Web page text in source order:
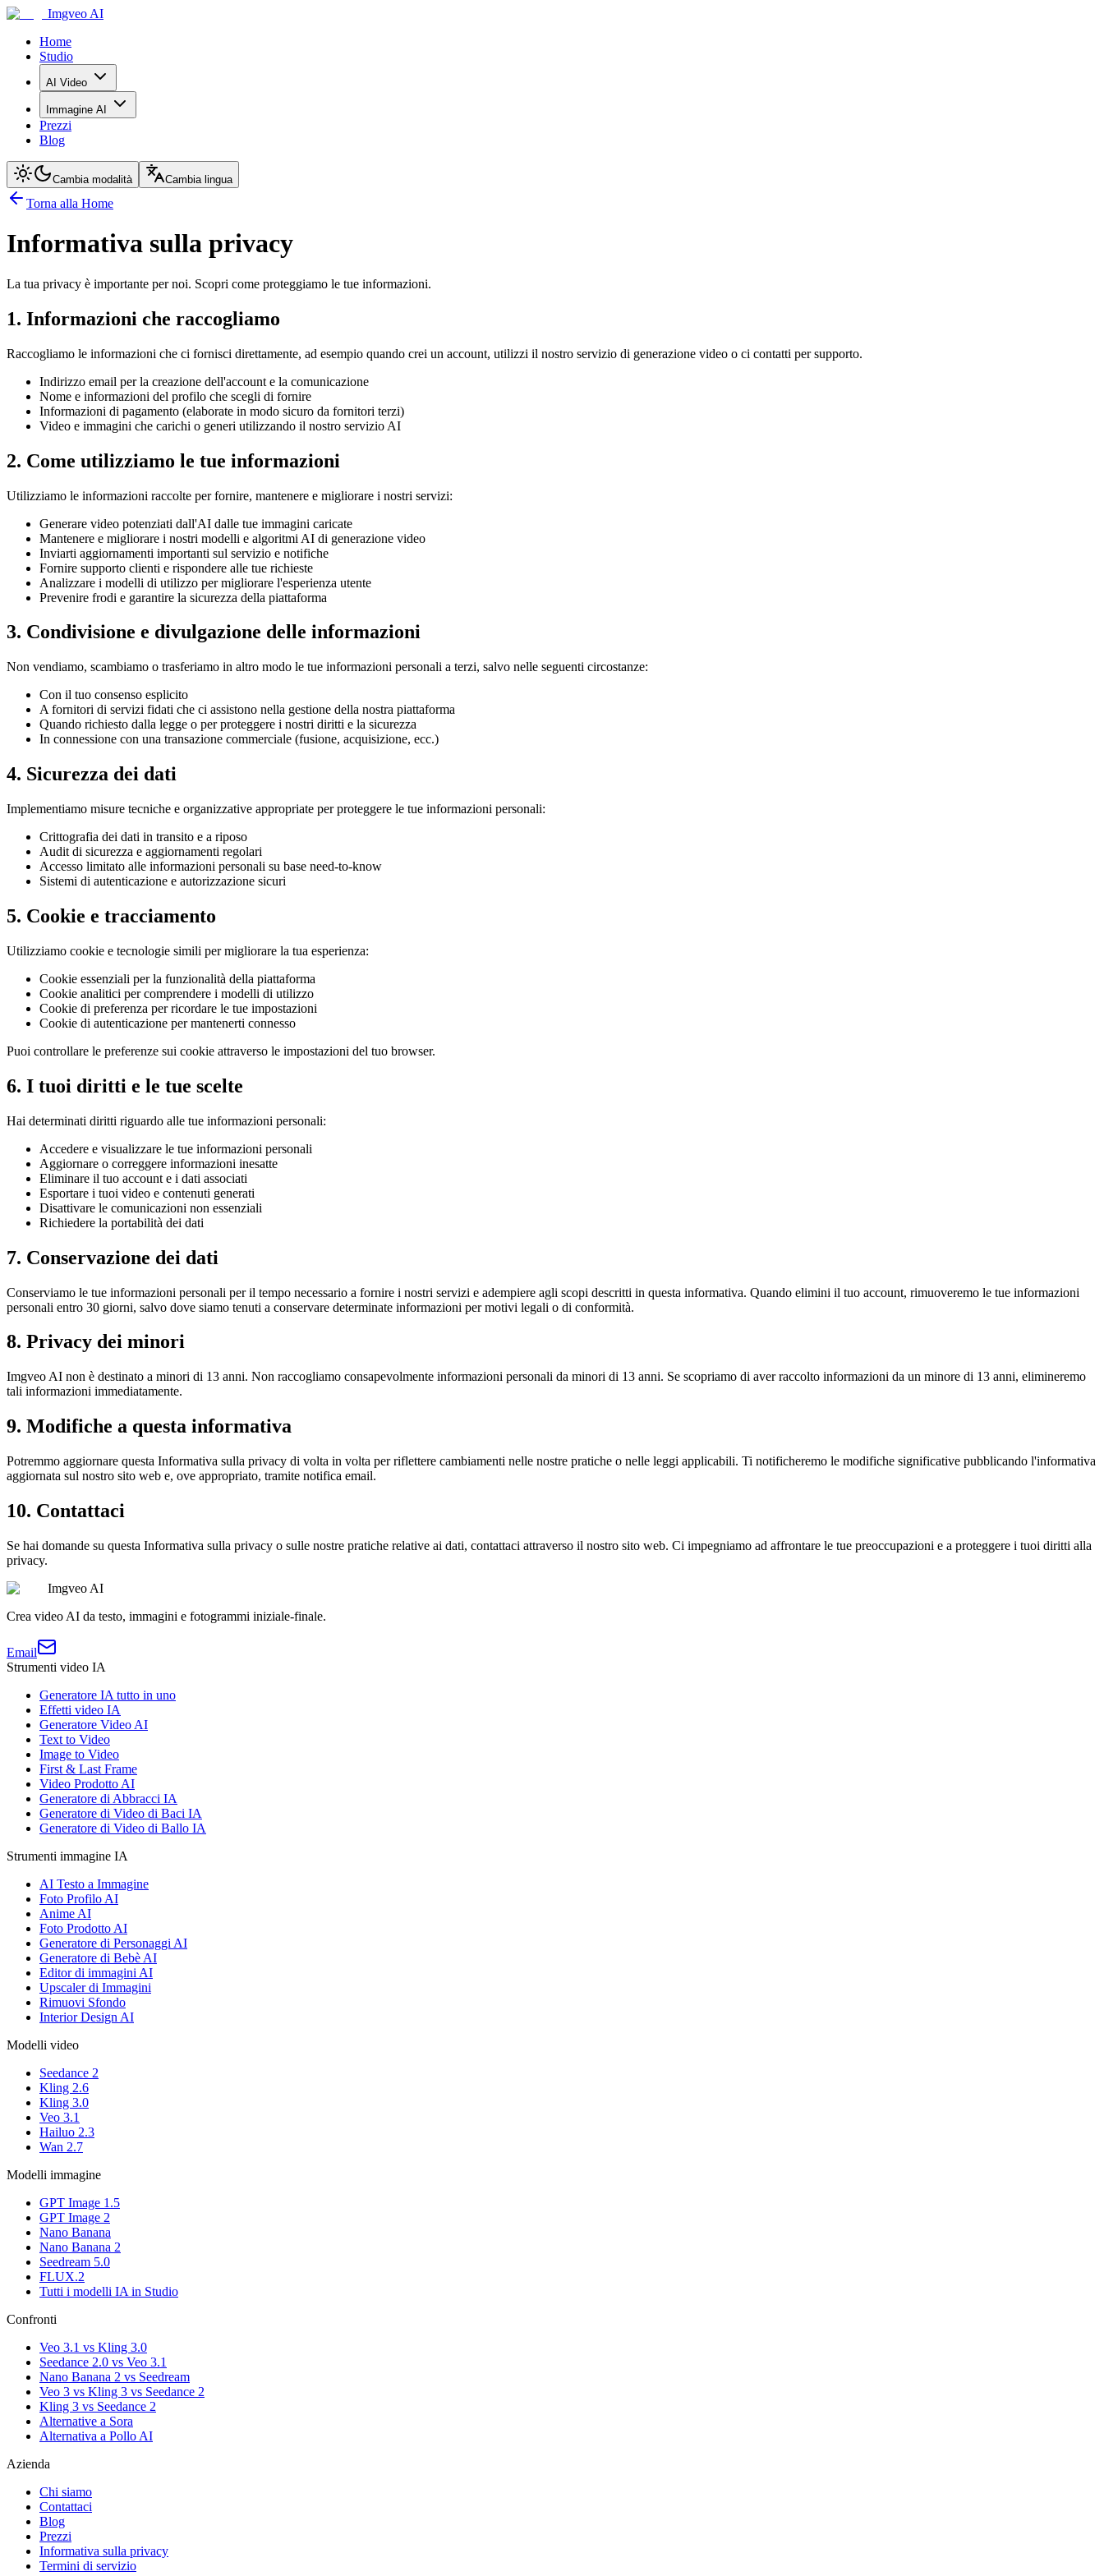
Imgveo AI
Home
Studio
AI Video
Immagine AI
Prezzi
Blog
Cambia modalità Cambia lingua
Torna alla Home
Informativa sulla privacy
La tua privacy è importante per noi. Scopri come proteggiamo le tue informazioni.
1. Informazioni che raccogliamo
Raccogliamo le informazioni che ci fornisci direttamente, ad esempio quando crei un account, utilizzi il nostro servizio di generazione video o ci contatti per supporto.
Indirizzo email per la creazione dell'account e la comunicazione
Nome e informazioni del profilo che scegli di fornire
Informazioni di pagamento (elaborate in modo sicuro da fornitori terzi)
Video e immagini che carichi o generi utilizzando il nostro servizio AI
2. Come utilizziamo le tue informazioni
Utilizziamo le informazioni raccolte per fornire, mantenere e migliorare i nostri servizi:
Generare video potenziati dall'AI dalle tue immagini caricate
Mantenere e migliorare i nostri modelli e algoritmi AI di generazione video
Inviarti aggiornamenti importanti sul servizio e notifiche
Fornire supporto clienti e rispondere alle tue richieste
Analizzare i modelli di utilizzo per migliorare l'esperienza utente
Prevenire frodi e garantire la sicurezza della piattaforma
3. Condivisione e divulgazione delle informazioni
Non vendiamo, scambiamo o trasferiamo in altro modo le tue informazioni personali a terzi, salvo nelle seguenti circostanze:
Con il tuo consenso esplicito
A fornitori di servizi fidati che ci assistono nella gestione della nostra piattaforma
Quando richiesto dalla legge o per proteggere i nostri diritti e la sicurezza
In connessione con una transazione commerciale (fusione, acquisizione, ecc.)
4. Sicurezza dei dati
Implementiamo misure tecniche e organizzative appropriate per proteggere le tue informazioni personali:
Crittografia dei dati in transito e a riposo
Audit di sicurezza e aggiornamenti regolari
Accesso limitato alle informazioni personali su base need-to-know
Sistemi di autenticazione e autorizzazione sicuri
5. Cookie e tracciamento
Utilizziamo cookie e tecnologie simili per migliorare la tua esperienza:
Cookie essenziali per la funzionalità della piattaforma
Cookie analitici per comprendere i modelli di utilizzo
Cookie di preferenza per ricordare le tue impostazioni
Cookie di autenticazione per mantenerti connesso
Puoi controllare le preferenze sui cookie attraverso le impostazioni del tuo browser.
6. I tuoi diritti e le tue scelte
Hai determinati diritti riguardo alle tue informazioni personali:
Accedere e visualizzare le tue informazioni personali
Aggiornare o correggere informazioni inesatte
Eliminare il tuo account e i dati associati
Esportare i tuoi video e contenuti generati
Disattivare le comunicazioni non essenziali
Richiedere la portabilità dei dati
7. Conservazione dei dati
Conserviamo le tue informazioni personali per il tempo necessario a fornire i nostri servizi e adempiere agli scopi descritti in questa informativa. Quando elimini il tuo account, rimuoveremo le tue informazioni
personali entro 30 giorni, salvo dove siamo tenuti a conservare determinate informazioni per motivi legali o di conformità.
8. Privacy dei minori
Imgveo AI non è destinato a minori di 13 anni. Non raccogliamo consapevolmente informazioni personali da minori di 13 anni. Se scopriamo di aver raccolto informazioni da un minore di 13 anni, elimineremo
tali informazioni immediatamente.
9. Modifiche a questa informativa
Potremmo aggiornare questa Informativa sulla privacy di volta in volta per riflettere cambiamenti nelle nostre pratiche o nelle leggi applicabili. Ti notificheremo le modifiche significative pubblicando l'informativa
aggiornata sul nostro sito web e, ove appropriato, tramite notifica email.
10. Contattaci
Se hai domande su questa Informativa sulla privacy o sulle nostre pratiche relative ai dati, contattaci attraverso il nostro sito web. Ci impegniamo ad affrontare le tue preoccupazioni e a proteggere i tuoi diritti alla
privacy.
Imgveo AI
Crea video AI da testo, immagini e fotogrammi iniziale-finale.
Email
Strumenti video IA
Generatore IA tutto in uno
Effetti video IA
Generatore Video AI
Text to Video
Image to Video
First & Last Frame
Video Prodotto AI
Generatore di Abbracci IA
Generatore di Video di Baci IA
Generatore di Video di Ballo IA
Strumenti immagine IA
AI Testo a Immagine
Foto Profilo AI
Anime AI
Foto Prodotto AI
Generatore di Personaggi AI
Generatore di Bebè AI
Editor di immagini AI
Upscaler di Immagini
Rimuovi Sfondo
Interior Design AI
Modelli video
Seedance 2
Kling 2.6
Kling 3.0
Veo 3.1
Hailuo 2.3
Wan 2.7
Modelli immagine
GPT Image 1.5
GPT Image 2
Nano Banana
Nano Banana 2
Seedream 5.0
FLUX.2
Tutti i modelli IA in Studio
Confronti
Veo 3.1 vs Kling 3.0
Seedance 2.0 vs Veo 3.1
Nano Banana 2 vs Seedream
Veo 3 vs Kling 3 vs Seedance 2
Kling 3 vs Seedance 2
Alternative a Sora
Alternativa a Pollo AI
Azienda
Chi siamo
Contattaci
Blog
Prezzi
Informativa sulla privacy
Termini di servizio